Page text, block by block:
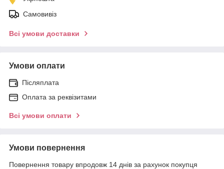
Самовивіз
Всі умови доставки
Умови оплати
Післяплата
Оплата за реквізитами
Всі умови оплати
Умови повернення
Повернення товару впродовж 14 днів за рахунок покупця